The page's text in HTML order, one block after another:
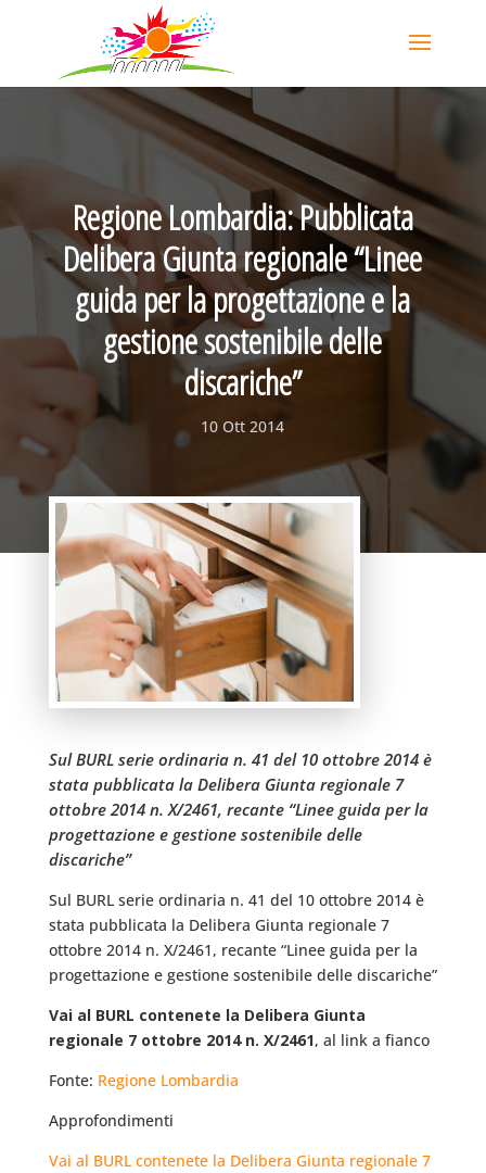
Regione Lombardia: Pubblicata
Delibera Giunta regionale “Linee
guida per la progettazione e la
gestione sostenibile delle
discariche”
10 Ott 2014
Sul BURL serie ordinaria n. 41 del 10 ottobre 2014 è
stata pubblicata la Delibera Giunta regionale 7
ottobre 2014 n. X/2461, recante “Linee guida per la
progettazione e gestione sostenibile delle
discariche”
Sul BURL serie ordinaria n. 41 del 10 ottobre 2014 è
stata pubblicata la Delibera Giunta regionale 7
ottobre 2014 n. X/2461, recante “Linee guida per la
progettazione e gestione sostenibile delle discariche”
Vai al BURL contenete la Delibera Giunta
regionale 7 ottobre 2014 n. X/2461, al link a fianco
Fonte: Regione Lombardia
Approfondimenti
Vai al BURL contenete la Delibera Giunta regionale 7